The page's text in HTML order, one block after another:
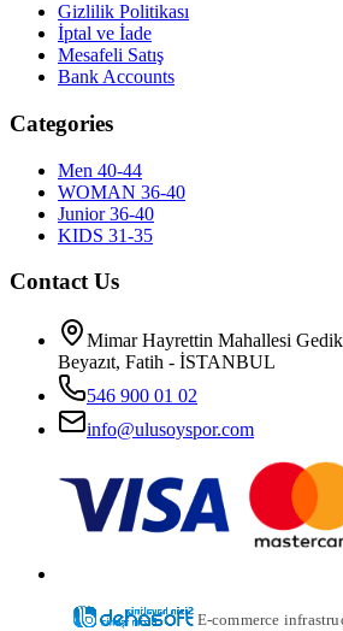
Gizlilik Politikası
İptal ve İade
Mesafeli Satış
Bank Accounts
Categories
Men 40-44
WOMAN 36-40
Junior 36-40
KIDS 31-35
Contact Us
Mimar Hayrettin Mahallesi
Beyazıt, Fatih - İSTANBUL
546 900 01 02
info@ulusoyspor.com
E-commerce